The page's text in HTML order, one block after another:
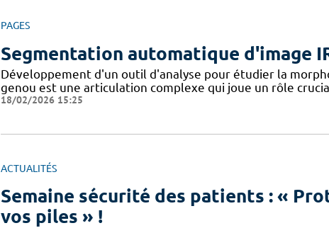
PAGES
Segmentation automatique d'image
Développement d'un outil d'analyse pour étudier la
genou est une articulation complexe qui joue un rôle
18/02/2026 15:25
ACTUALITÉS
Semaine sécurité des patients : «
vos piles » !